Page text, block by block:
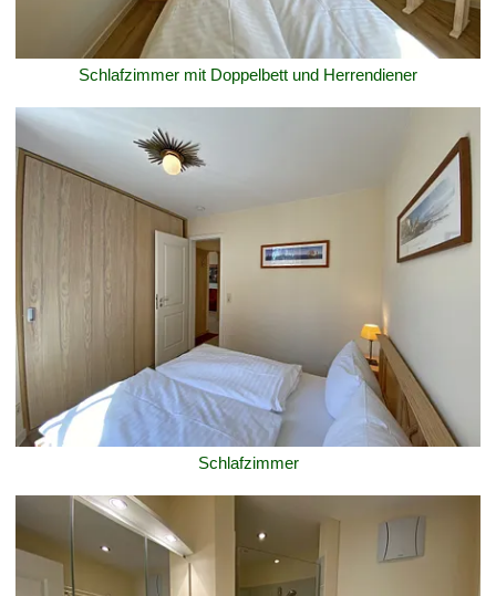
Schlafzimmer mit Doppelbett und Herrendiener
Schlafzimmer